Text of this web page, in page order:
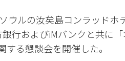
ウルの汝矣島コンラッド
行およびiMバンクと共に
る懇談会を開催した。